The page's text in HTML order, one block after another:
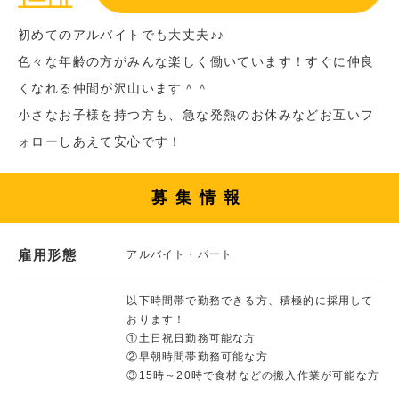
初めてのアルバイトでも大丈夫♪♪
色々な年齢の方がみんな楽しく働いています！すぐに仲良
くなれる仲間が沢山います＾＾
小さなお子様を持つ方も、急な発熱のお休みなどお互いフ
ォローしあえて安心です！
募集情報
雇用形態 アルバイト・パート
以下時間帯で勤務できる方、積極的に採用して
おります！
①土日祝日勤務可能な方
②早朝時間帯勤務可能な方
③15時～20時で食材などの搬入作業が可能な方